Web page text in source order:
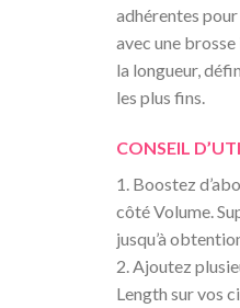
adhérentes
avec une
la longueur,
les plus fins.
CONSEIL
1. Boostez
côté Volume.
jusqu’à
2. Ajoutez
Length sur vos